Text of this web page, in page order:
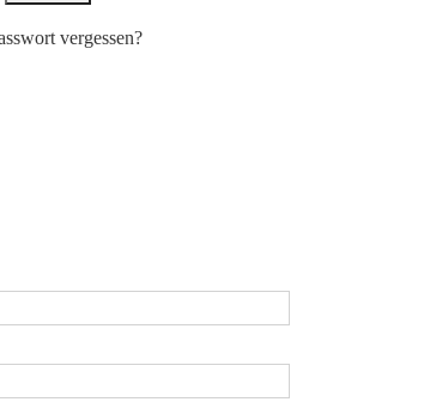
vergessen?